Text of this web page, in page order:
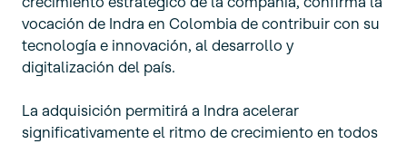
vocación de Indra en Colombia de contribuir con su
tecnología e innovación, al desarrollo y
digitalización del país.
La adquisición permitirá a Indra acelerar
significativamente el ritmo de crecimiento en todos